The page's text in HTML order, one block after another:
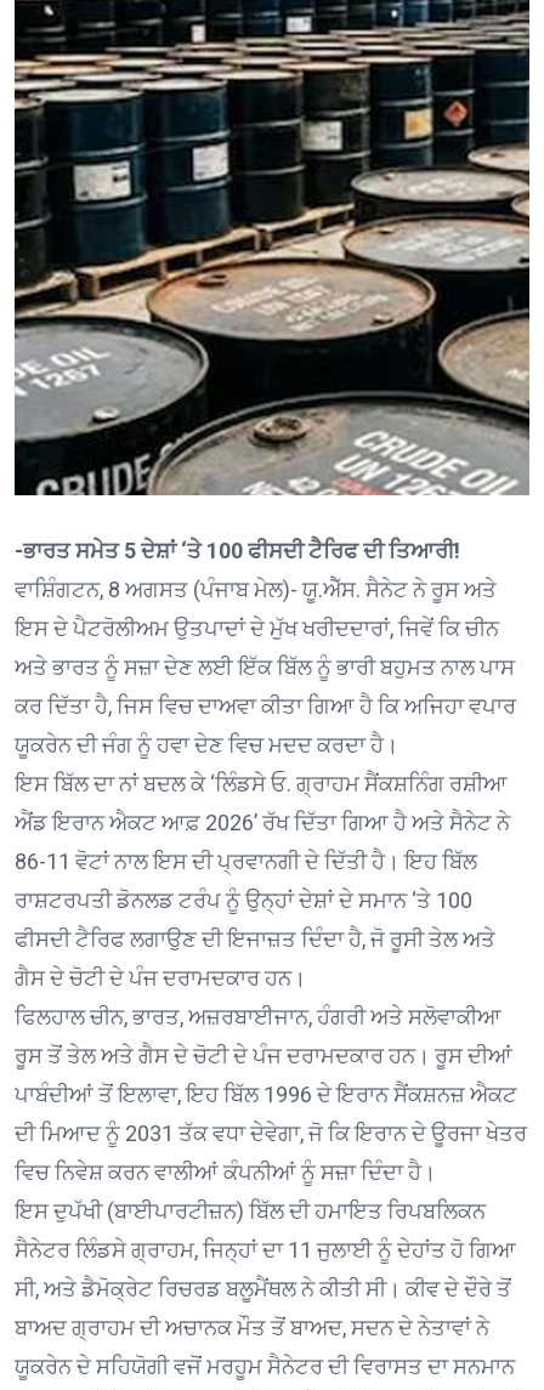
-ਭਾਰਤ ਸਮੇਤ 5 ਦੇਸ਼ਾਂ ‘ਤੇ 100 ਫੀਸਦੀ ਟੈਰਿਫ ਦੀ ਤਿਆਰੀ!
ਵਾਸ਼ਿੰਗਟਨ, 8 ਅਗਸਤ (ਪੰਜਾਬ ਮੇਲ)- ਯੂ.ਐੱਸ. ਸੈਨੇਟ ਨੇ ਰੂਸ ਅਤੇ
ਇਸ ਦੇ ਪੈਟਰੋਲੀਅਮ ਉਤਪਾਦਾਂ ਦੇ ਮੁੱਖ ਖਰੀਦਦਾਰਾਂ, ਜਿਵੇਂ ਕਿ ਚੀਨ
ਅਤੇ ਭਾਰਤ ਨੂੰ ਸਜ਼ਾ ਦੇਣ ਲਈ ਇੱਕ ਬਿੱਲ ਨੂੰ ਭਾਰੀ ਬਹੁਮਤ ਨਾਲ ਪਾਸ
ਕਰ ਦਿੱਤਾ ਹੈ, ਜਿਸ ਵਿਚ ਦਾਅਵਾ ਕੀਤਾ ਗਿਆ ਹੈ ਕਿ ਅਜਿਹਾ ਵਪਾਰ
ਯੂਕਰੇਨ ਦੀ ਜੰਗ ਨੂੰ ਹਵਾ ਦੇਣ ਵਿਚ ਮਦਦ ਕਰਦਾ ਹੈ।
ਇਸ ਬਿੱਲ ਦਾ ਨਾਂ ਬਦਲ ਕੇ ‘ਲਿੰਡਸੇ ਓ. ਗ੍ਰਾਹਮ ਸੈਂਕਸ਼ਨਿੰਗ ਰਸ਼ੀਆ
ਐਂਡ ਇਰਾਨ ਐਕਟ ਆਫ਼ 2026’ ਰੱਖ ਦਿੱਤਾ ਗਿਆ ਹੈ ਅਤੇ ਸੈਨੇਟ ਨੇ
86-11 ਵੋਟਾਂ ਨਾਲ ਇਸ ਦੀ ਪ੍ਰਵਾਨਗੀ ਦੇ ਦਿੱਤੀ ਹੈ। ਇਹ ਬਿੱਲ
ਰਾਸ਼ਟਰਪਤੀ ਡੋਨਲਡ ਟਰੰਪ ਨੂੰ ਉਨ੍ਹਾਂ ਦੇਸ਼ਾਂ ਦੇ ਸਮਾਨ ‘ਤੇ 100
ਫੀਸਦੀ ਟੈਰਿਫ ਲਗਾਉਣ ਦੀ ਇਜਾਜ਼ਤ ਦਿੰਦਾ ਹੈ, ਜੋ ਰੂਸੀ ਤੇਲ ਅਤੇ
ਗੈਸ ਦੇ ਚੋਟੀ ਦੇ ਪੰਜ ਦਰਾਮਦਕਾਰ ਹਨ।
ਫਿਲਹਾਲ ਚੀਨ, ਭਾਰਤ, ਅਜ਼ਰਬਾਈਜਾਨ, ਹੰਗਰੀ ਅਤੇ ਸਲੋਵਾਕੀਆ
ਰੂਸ ਤੋਂ ਤੇਲ ਅਤੇ ਗੈਸ ਦੇ ਚੋਟੀ ਦੇ ਪੰਜ ਦਰਾਮਦਕਾਰ ਹਨ। ਰੂਸ ਦੀਆਂ
ਪਾਬੰਦੀਆਂ ਤੋਂ ਇਲਾਵਾ, ਇਹ ਬਿੱਲ 1996 ਦੇ ਇਰਾਨ ਸੈਂਕਸ਼ਨਜ਼ ਐਕਟ
ਦੀ ਮਿਆਦ ਨੂੰ 2031 ਤੱਕ ਵਧਾ ਦੇਵੇਗਾ, ਜੋ ਕਿ ਇਰਾਨ ਦੇ ਊਰਜਾ ਖੇਤਰ
ਵਿਚ ਨਿਵੇਸ਼ ਕਰਨ ਵਾਲੀਆਂ ਕੰਪਨੀਆਂ ਨੂੰ ਸਜ਼ਾ ਦਿੰਦਾ ਹੈ।
ਇਸ ਦੁਪੱਖੀ (ਬਾਈਪਾਰਟੀਜ਼ਨ) ਬਿੱਲ ਦੀ ਹਮਾਇਤ ਰਿਪਬਲਿਕਨ
ਸੈਨੇਟਰ ਲਿੰਡਸੇ ਗ੍ਰਾਹਮ, ਜਿਨ੍ਹਾਂ ਦਾ 11 ਜੁਲਾਈ ਨੂੰ ਦੇਹਾਂਤ ਹੋ ਗਿਆ
ਸੀ, ਅਤੇ ਡੈਮੋਕ੍ਰੇਟ ਰਿਚਰਡ ਬਲੂਮੈਂਥਲ ਨੇ ਕੀਤੀ ਸੀ। ਕੀਵ ਦੇ ਦੌਰੇ ਤੋਂ
ਬਾਅਦ ਗ੍ਰਾਹਮ ਦੀ ਅਚਾਨਕ ਮੌਤ ਤੋਂ ਬਾਅਦ, ਸਦਨ ਦੇ ਨੇਤਾਵਾਂ ਨੇ
ਯੂਕਰੇਨ ਦੇ ਸਹਿਯੋਗੀ ਵਜੋਂ ਮਰਹੂਮ ਸੈਨੇਟਰ ਦੀ ਵਿਰਾਸਤ ਦਾ ਸਨਮਾਨ